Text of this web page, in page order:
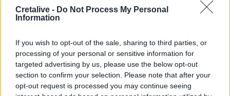
Cretalive - Do Not Process My Personal
Information
If you wish to opt-out of the sale, sharing to third parties, or
processing of your personal or sensitive information for
targeted advertising by us, please use the below opt-out
section to confirm your selection. Please note that after your
opt-out request is processed you may continue seeing
Νέα επιχείρηση για μετανάστες ανοιχτά της Ιεράπετρας
αξίζουν
09:00
"Επένδυση" - παγίδα: 55χρονος στην Κρήτη έχασε
100.000€ από επιτήδειους